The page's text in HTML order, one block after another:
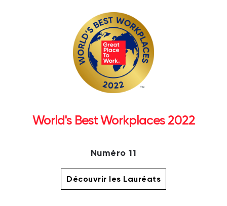
World's Best Workplaces 2022
Numéro 11
Découvrir les Lauréats